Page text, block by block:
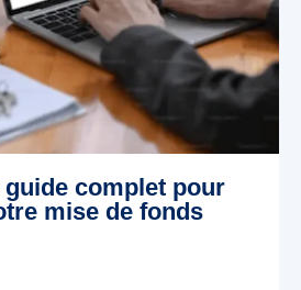
guide complet pour
mise de fonds